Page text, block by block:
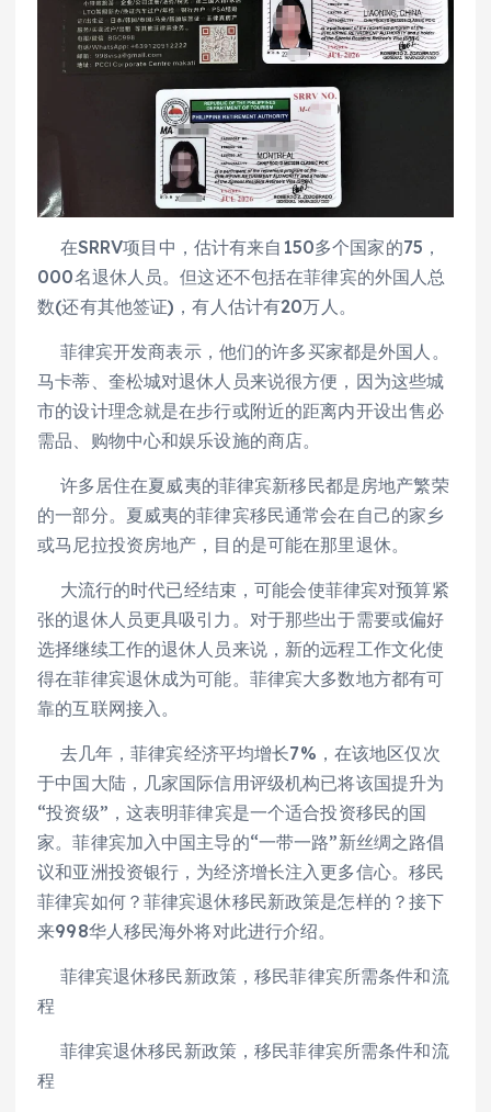
在SRRV项目中，估计有来自150多个国家的75，
000名退休人员。但这还不包括在菲律宾的外国人总
数(还有其他签证)，有人估计有20万人。
菲律宾开发商表示，他们的许多买家都是外国人。
马卡蒂、奎松城对退休人员来说很方便，因为这些城
市的设计理念就是在步行或附近的距离内开设出售必
需品、购物中心和娱乐设施的商店。
许多居住在夏威夷的菲律宾新移民都是房地产繁荣
的一部分。夏威夷的菲律宾移民通常会在自己的家乡
或马尼拉投资房地产，目的是可能在那里退休。
大流行的时代已经结束，可能会使菲律宾对预算紧
张的退休人员更具吸引力。对于那些出于需要或偏好
选择继续工作的退休人员来说，新的远程工作文化使
得在菲律宾退休成为可能。菲律宾大多数地方都有可
靠的互联网接入。
去几年，菲律宾经济平均增长7%，在该地区仅次
于中国大陆，几家国际信用评级机构已将该国提升为
“投资级”，这表明菲律宾是一个适合投资移民的国
家。菲律宾加入中国主导的“一带一路”新丝绸之路倡
议和亚洲投资银行，为经济增长注入更多信心。移民
菲律宾如何？菲律宾退休移民新政策是怎样的？接下
来998华人移民海外将对此进行介绍。
菲律宾退休移民新政策，移民菲律宾所需条件和流
程
菲律宾退休移民新政策，移民菲律宾所需条件和流
程